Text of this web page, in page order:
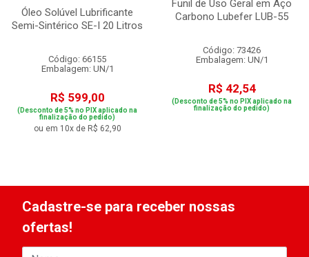
Óleo Solúvel Lubrificante
Semi-Sintérico SE-I 20 Litros
Código: 66155
Embalagem: UN/1
R$ 599,00
(Desconto de 5% no PIX aplicado na
finalização do pedido)
ou em 10x de R$ 62,90
Funil de Uso Geral em Aço
Carbono Lubefer LUB-55
Código: 73426
Embalagem: UN/1
R$ 42,54
(Desconto de 5% no PIX aplicado na
finalização do pedido)
Cadastre-se para receber nossas
ofertas!